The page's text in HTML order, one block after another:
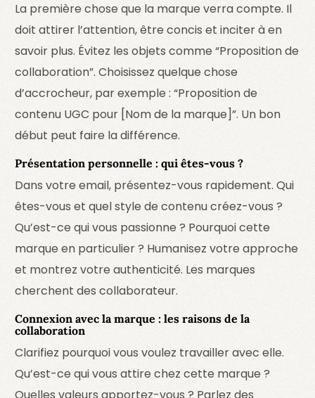
La première chose que la marque verra compte. Il
doit attirer l’attention, être concis et inciter à en
savoir plus. Évitez les objets comme “Proposition de
collaboration”. Choisissez quelque chose
d’accrocheur, par exemple : “Proposition de
contenu UGC pour [Nom de la marque]”. Un bon
début peut faire la différence.
Présentation personnelle : qui êtes-vous ?
Dans votre email, présentez-vous rapidement. Qui
êtes-vous et quel style de contenu créez-vous ?
Qu’est-ce qui vous passionne ? Pourquoi cette
marque en particulier ? Humanisez votre approche
et montrez votre authenticité. Les marques
cherchent des collaborateur.
Connexion avec la marque : les raisons de la
collaboration
Clarifiez pourquoi vous voulez travailler avec elle.
Qu’est-ce qui vous attire chez cette marque ?